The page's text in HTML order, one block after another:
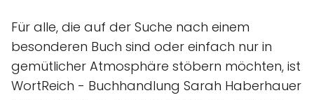
Für alle, die auf der Suche nach einem
besonderen Buch sind oder einfach nur in
gemütlicher Atmosphäre stöbern möchten, ist
WortReich - Buchhandlung Sarah Haberhauer